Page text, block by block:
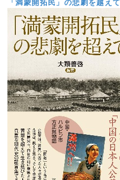
「満蒙開拓民」の悲劇を越えて